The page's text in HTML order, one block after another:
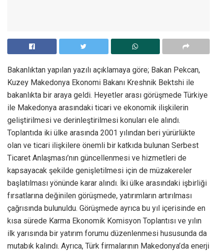
Bakanlıktan yapılan yazılı açıklamaya göre; Bakan Pekcan,
Kuzey Makedonya Ekonomi Bakanı Kreshnik Bektshi ile
bakanlıkta bir araya geldi. Heyetler arası görüşmede Türkiye
ile Makedonya arasındaki ticari ve ekonomik ilişkilerin
geliştirilmesi ve derinleştirilmesi konuları ele alındı.
Toplantıda iki ülke arasında 2001 yılından beri yürürlükte
olan ve ticari ilişkilere önemli bir katkıda bulunan Serbest
Ticaret Anlaşması’nın güncellenmesi ve hizmetleri de
kapsayacak şekilde genişletilmesi için de müzakereler
başlatılması yönünde karar alındı. İki ülke arasındaki işbirliği
fırsatlarına değinilen görüşmede, yatırımların artırılması
çağrısında bulunuldu. Görüşmede ayrıca bu yıl içerisinde en
kısa sürede Karma Ekonomik Komisyon Toplantısı ve yılın
ilk yarısında bir yatırım forumu düzenlenmesi hususunda da
mutabık kalındı. Ayrıca, Türk firmalarının Makedonya’da enerji